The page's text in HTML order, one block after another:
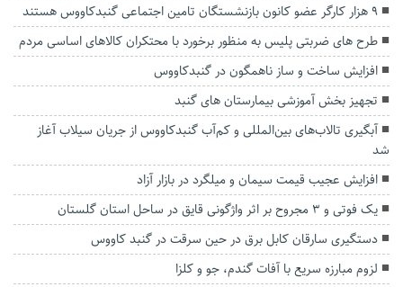
۹ هزار کارگر عضو کانون بازنشستگان تامین اجتماعی گنبدکاووس هستند
طرح های ضربتی پلیس به منظور برخورد با محتکران کالاهای اساسی مردم
افزایش ساخت و ساز ناهمگون در گنبدکاووس
تجهیز بخش آموزشی بیمارستان های گنبد
آبگیری تالاب‌های بین‌المللی و کم‌آب گنبدکاووس از جریان سیلاب آغاز
شد
افزایش عجیب قیمت سیمان و میلگرد در بازار آزاد
یک فوتی و 3 مجروح بر اثر واژگونی قایق در ساحل استان گلستان
دستگیری سارقان کابل برق در حین سرقت در گنبد کاووس
لزوم مبارزه سریع با آفات گندم، جو و کلزا